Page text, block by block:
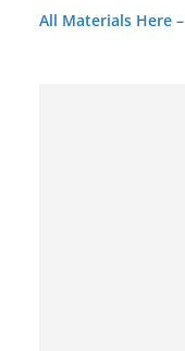
All Materials Here –